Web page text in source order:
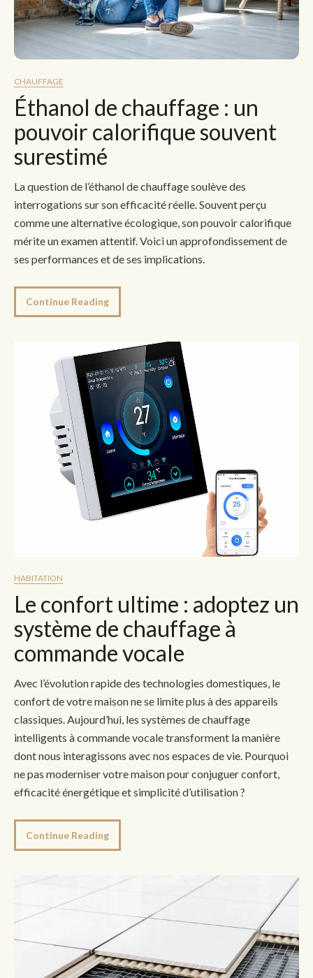
CHAUFFAGE
Éthanol de chauffage : un
pouvoir calorifique souvent
surestimé
La question de l’éthanol de chauffage soulève des
interrogations sur son efficacité réelle. Souvent perçu
comme une alternative écologique, son pouvoir calorifique
mérite un examen attentif. Voici un approfondissement de
ses performances et de ses implications.
Continue Reading
HABITATION
Le confort ultime : adoptez un
système de chauffage à
commande vocale
Avec l’évolution rapide des technologies domestiques, le
confort de votre maison ne se limite plus à des appareils
classiques. Aujourd’hui, les systèmes de chauffage
intelligents à commande vocale transforment la manière
dont nous interagissons avec nos espaces de vie. Pourquoi
ne pas moderniser votre maison pour conjuguer confort,
efficacité énergétique et simplicité d’utilisation ?
Continue Reading